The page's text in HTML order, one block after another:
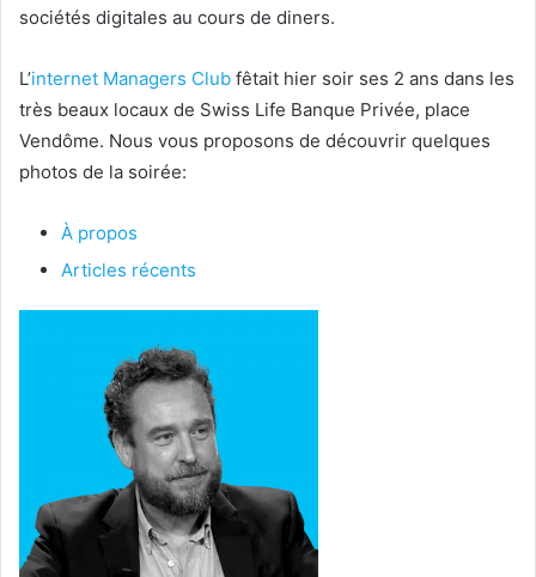
sociétés digitales au cours de diners.
L’internet Managers Club fêtait hier soir ses 2 ans dans les
très beaux locaux de Swiss Life Banque Privée, place
Vendôme. Nous vous proposons de découvrir quelques
photos de la soirée:
À propos
Articles récents